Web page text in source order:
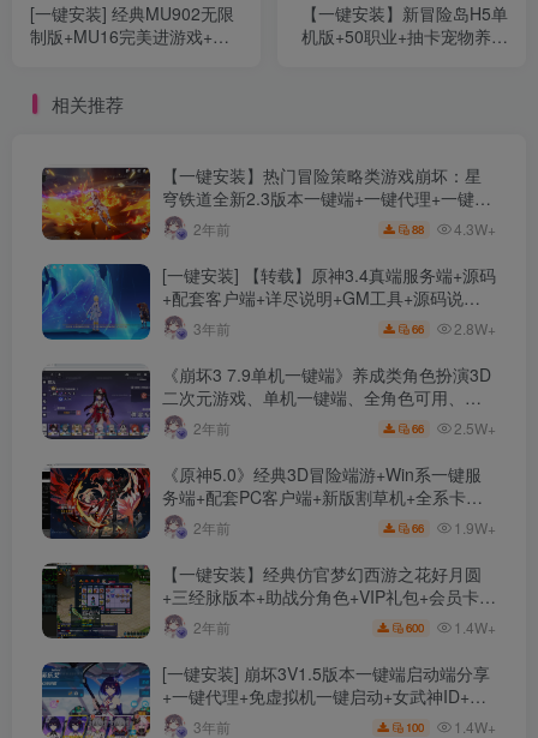
[一键安装] 经典MU902无限
制版+MU16完美进游戏+双
【一键安装】新冒险岛H5单
机版+50职业+抽卡宠物养成
相关推荐
【一键安装】热门冒险策略类游戏崩坏：星
穹铁道全新2.3版本一键端+一键代理+一键启
动+免虚拟机
2年前 88 4.3W+
[一键安装] 【转载】原神3.4真端服务端+源码
+配套客户端+详尽说明+GM工具+源码说明
文件3年前 66 2.8W+
《崩坏3 7.9单机一键端》养成类角色扮演3D
二次元游戏、单机一键端、全角色可用、无
限资源、附带保姆级安装教程
2年前 66 2.5W+
《原神5.0》经典3D冒险端游+Win系一键服
务端+配套PC客户端+新版割草机+全系卡池
文件2年前 66 1.9W+
【一键安装】经典仿官梦幻西游之花好月圆
+三经脉版本+助战分角色+VIP礼包+会员卡
+剧情活动+视频搭建及其他修改资料
2年前 600 1.4W+
[一键安装] 崩坏3V1.5版本一键端启动端分享
+一键代理+免虚拟机一键启动+女武神ID+详
细指令+极简一键修改
3年前 100 1.4W+